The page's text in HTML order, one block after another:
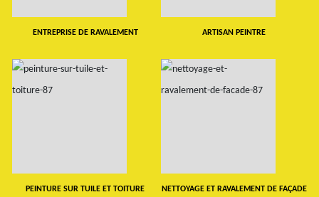
ENTREPRISE DE RAVALEMENT ARTISAN PEINTRE
PEINTURE SUR TUILE ET TOITURE NETTOYAGE ET RAVALEMENT DE FAÇADE